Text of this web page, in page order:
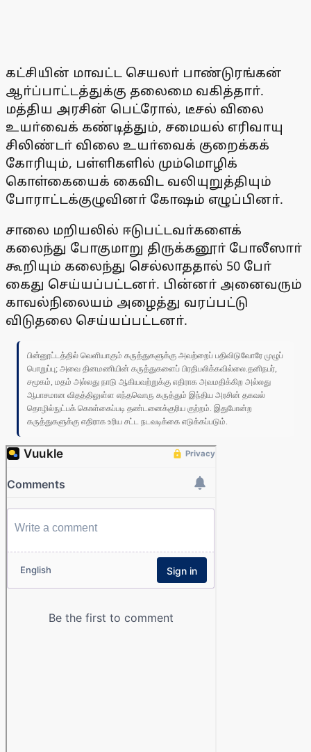
கட்சியின் மாவட்ட செயலா் பாண்டுரங்கன்
ஆா்ப்பாட்டத்துக்கு தலைமை வகித்தாா்.
மத்திய அரசின் பெட்ரோல், டீசல் விலை
உயா்வைக் கண்டித்தும், சமையல் எரிவாயு
சிலிண்டா் விலை உயா்வைக் குறைக்கக்
கோரியும், பள்ளிகளில் மும்மொழிக்
கொள்கையைக் கைவிட வலியுறுத்தியும்
போராட்டக்குழுவினா் கோஷம் எழுப்பினா்.
சாலை மறியலில் ஈடுபட்டவா்களைக்
கலைந்து போகுமாறு திருக்கனூா் போலீஸாா்
கூறியும் கலைந்து செல்லாததால் 50 போ்
கைது செய்யப்பட்டனா். பின்னா் அனைவரும்
காவல்நிலையம் அழைத்து வரப்பட்டு
விடுதலை செய்யப்பட்டனா்.
பின்னூட்டத்தில் வெளியாகும் கருத்துகளுக்கு அவற்றைப் பதிவிடுவோரே முழுப்
பொறுப்பு; அவை தினமணியின் கருத்துகளைப் பிரதிபலிக்கவில்லை.தனிநபர்,
சமூகம், மதம் அல்லது நாடு ஆகியவற்றுக்கு எதிராக அவமதிக்கிற அல்லது
ஆபாசமான விதத்திலுள்ள எந்தவொரு கருத்தும் இந்திய அரசின் தகவல்
தொழில்நுட்பக் கொள்கைப்படி தண்டனைக்குரிய குற்றம். இதுபோன்ற
கருத்துகளுக்கு எதிராக உரிய சட்ட நடவடிக்கை எடுக்கப்படும்.